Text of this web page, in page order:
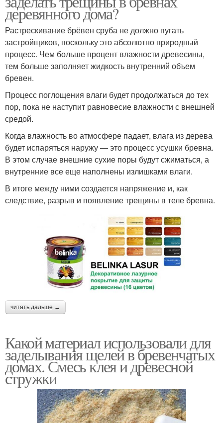
деревянного дома?
Растрескивание брёвен сруба не должно пугать
застройщиков, поскольку это абсолютно природный
процесс. Чем больше процент влажности древесины,
тем больше заполняет жидкость внутренний объем
бревен.
Процесс поглощения влаги будет продолжаться до тех
пор, пока не наступит равновесие влажности с внешней
средой.
Когда влажность во атмосфере падает, влага из дерева
будет испаряться наружу — это процесс усушки бревна.
В этом случае внешние сухие поры будут сжиматься, а
внутренние все еще наполнены излишками влаги.
В итоге между ними создается напряжение и, как
следствие, разрыв и появление трещины в теле бревна.
читать дальше →
Какой материал использовали для
заделывания щелей в бревенчатых
домах. Смесь клея и древесной
стружки